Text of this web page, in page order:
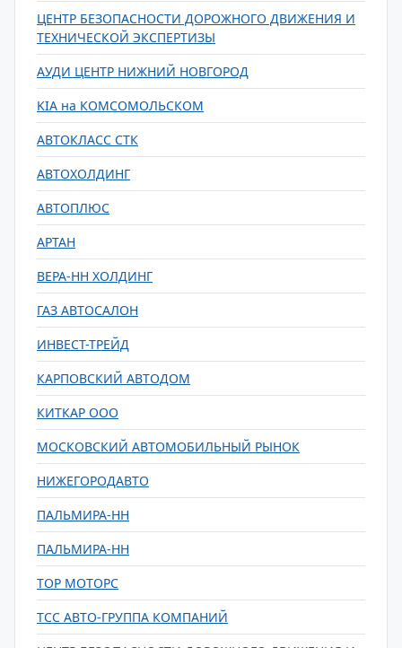
ЦЕНТР БЕЗОПАСНОСТИ ДОРОЖНОГО ДВИЖЕНИЯ И
ТЕХНИЧЕСКОЙ ЭКСПЕРТИЗЫ
АУДИ ЦЕНТР НИЖНИЙ НОВГОРОД
KIA на КОМСОМОЛЬСКОМ
АВТОКЛАСС СТК
АВТОХОЛДИНГ
АВТОПЛЮС
АРТАН
ВЕРА-НН ХОЛДИНГ
ГАЗ АВТОСАЛОН
ИНВЕСТ-ТРЕЙД
КАРПОВСКИЙ АВТОДОМ
КИТКАР ООО
МОСКОВСКИЙ АВТОМОБИЛЬНЫЙ РЫНОК
НИЖЕГОРОДАВТО
ПАЛЬМИРА-НН
ПАЛЬМИРА-НН
ТОР МОТОРС
ТСС АВТО-ГРУППА КОМПАНИЙ